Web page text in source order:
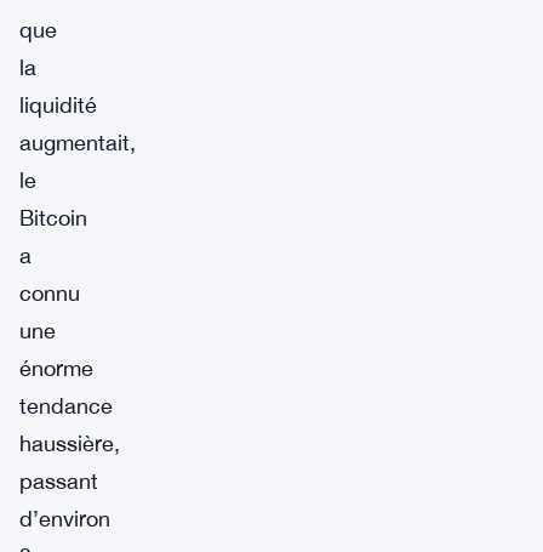
que
la
liquidité
augmentait,
le
Bitcoin
a
connu
une
énorme
tendance
haussière,
passant
d’environ